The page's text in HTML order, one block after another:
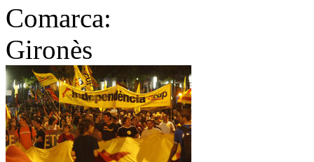
Comarca:
Gironès